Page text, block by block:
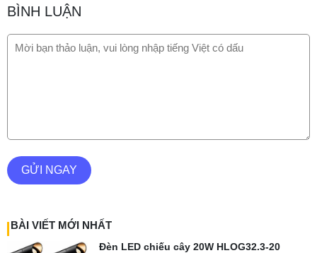
BÌNH LUẬN
GỬI NGAY
BÀI VIẾT MỚI NHẤT
Đèn LED chiếu cây 20W HLOG32.3-20